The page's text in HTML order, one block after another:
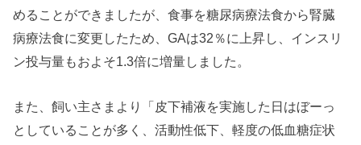
めることができましたが、食事を糖尿病療法食から腎臓
病療法食に変更したため、GAは32％に上昇し、インスリ
ン投与量もおよそ1.3倍に増量しました。
また、飼い主さまより「皮下補液を実施した日はぼーっ
としていることが多く、活動性低下、軽度の低血糖症状